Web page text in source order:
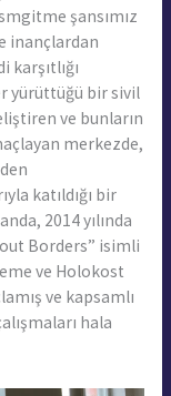
şansımız
inançlardan
yürüttüğü bir sivil
ve bunların
merkezde,
katıldığı bir
2014 yılında
Borders” isimli
ve Holokost
ve kapsamlı
hala